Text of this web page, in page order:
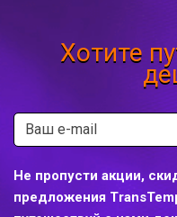
Хотите
Не пропусти акции,
предложения